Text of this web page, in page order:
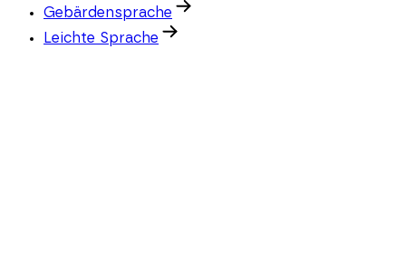
Gebärdensprache
Leichte Sprache